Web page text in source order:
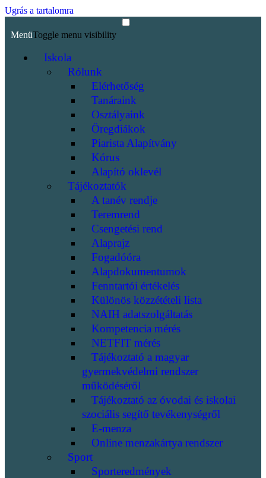
Ugrás a tartalomra
MenüToggle menu visibility
Iskola
Rólunk
Elérhetőség
Tanáraink
Osztályaink
Öregdiákok
Piarista Alapítvány
Kórus
Alapító oklevél
Tájékoztatók
A tanév rendje
Teremrend
Csengetési rend
Alaprajz
Fogadóóra
Alapdokumentumok
Fenntartói értékelés
Különös közzétételi lista
NAIH adatszolgáltatás
Kompetencia mérés
NETFIT mérés
Tájékoztató a magyar
gyermekvédelmi rendszer
működéséről
Tájékoztató az óvodai és iskolai
szociális segítő tevékenységről
E-menza
Online menzakártya rendszer
Sport
Sporteredmények